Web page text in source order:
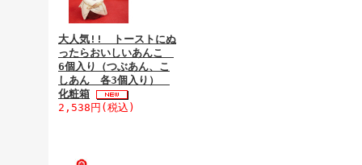
大人気!! トーストにぬ
ったらおいしいあんこ
6個入り（つぶあん、こ
しあん 各3個入り）
化粧箱
2,538円(税込)